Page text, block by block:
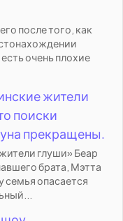
после того, как
очень плохие
жители
поиски
прекращены.
глуши» Беар
брата, Мэтта
семья опасается